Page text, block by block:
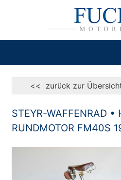
<< zurück zur
STEYR-WAFFENRAD
RUNDMOTOR FM40S